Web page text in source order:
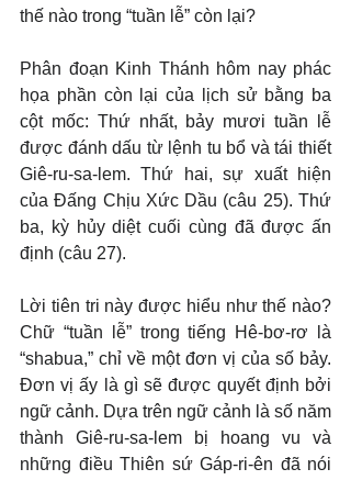
thế nào trong “tuần lễ” còn lại?
Phân đoạn Kinh Thánh hôm nay phác
họa phần còn lại của lịch sử bằng ba
cột mốc: Thứ nhất, bảy mươi tuần lễ
được đánh dấu từ lệnh tu bổ và tái thiết
Giê-ru-sa-lem. Thứ hai, sự xuất hiện
của Đấng Chịu Xức Dầu (câu 25). Thứ
ba, kỳ hủy diệt cuối cùng đã được ấn
định (câu 27).
Lời tiên tri này được hiểu như thế nào?
Chữ “tuần lễ” trong tiếng Hê-bơ-rơ là
“shabua,” chỉ về một đơn vị của số bảy.
Đơn vị ấy là gì sẽ được quyết định bởi
ngữ cảnh. Dựa trên ngữ cảnh là số năm
thành Giê-ru-sa-lem bị hoang vu và
những điều Thiên sứ Gáp-ri-ên đã nói